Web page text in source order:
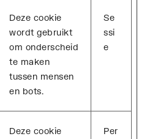
Deze cookie
wordt gebruikt
om onderscheid
te maken
tussen mensen
en bots.
Se
ssi
e
Deze cookie
Per